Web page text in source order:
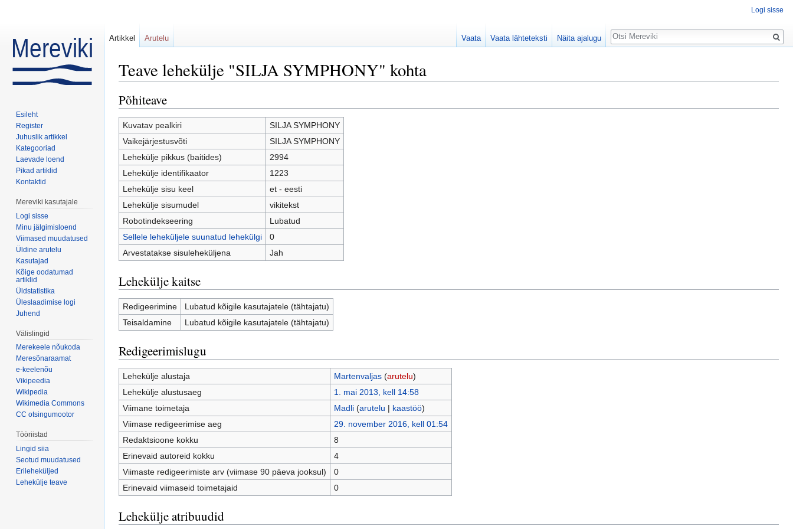
Teave lehekülje "SILJA SYMPHONY" kohta
Põhiteave
Kuvatav pealkiri
SILJA SYMPHONY
Vaikejärjestusvõti
SILJA SYMPHONY
Lehekülje pikkus (baitides)
2994
Lehekülje identifikaator
1223
Lehekülje sisu keel
et - eesti
Lehekülje sisumudel
vikitekst
Robotindekseering
Lubatud
Sellele leheküljele suunatud lehekülgi
0
Arvestatakse sisuleheküljena
Jah
Lehekülje kaitse
Redigeerimine
Lubatud kõigile kasutajatele (tähtajatu)
Teisaldamine
Lubatud kõigile kasutajatele (tähtajatu)
Redigeerimislugu
Lehekülje alustaja Martenvaljas (arutelu)
Lehekülje alustusaeg
1. mai 2013, kell 14:58
Viimane toimetaja
Madli (arutelu | kaastöö)
Viimase redigeerimise aeg
29. november 2016, kell 01:54
Redaktsioone kokku
8
Erinevaid autoreid kokku
4
Viimaste redigeerimiste arv (viimase 90 päeva jooksul)
0
Erinevaid viimaseid toimetajaid
0
Lehekülje atribuudid
Logi sisse
Artikkel Arutelu Vaata Vaata lähteteksti Näita ajalugu
Otsing
Esileht
Register
Juhuslik artikkel
Kategooriad
Laevade loend
Pikad artiklid
Kontaktid
Mereviki kasutajale
Logi sisse
Minu jälgimisloend
Viimased muudatused
Üldine arutelu
Kasutajad
Kõige oodatumad
artiklid
Üldstatistika
Üleslaadimise logi
Juhend
Välislingid
Merekeele nõukoda
Meresõnaraamat
e-keelenõu
Vikipeedia
Wikipedia
Wikimedia Commons
CC otsingumootor
Tööriistad
Lingid siia
Seotud muudatused
Erileheküljed
Lehekülje teave